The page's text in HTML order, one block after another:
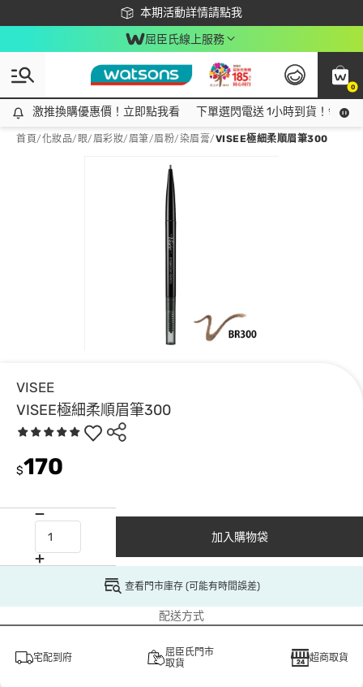
本期活動詳情請點我
下載app最高回饋$350
屈臣氏線上服務
0
激推換購優惠價！立即點我看
激推換購優惠價！立即點我看 下單選閃電送 1小時到貨！領神
首頁/化妝品/ 眼/眉彩妝/眉筆/眉粉/染眉膏/VISEE極細柔順眉筆300
VISEE
VISEE極細柔順眉筆300
$170
加入購物袋
查看門市庫存 (可能有時間誤差)
配送方式
宅配到府
屈臣氏門市
取貨
超商取貨